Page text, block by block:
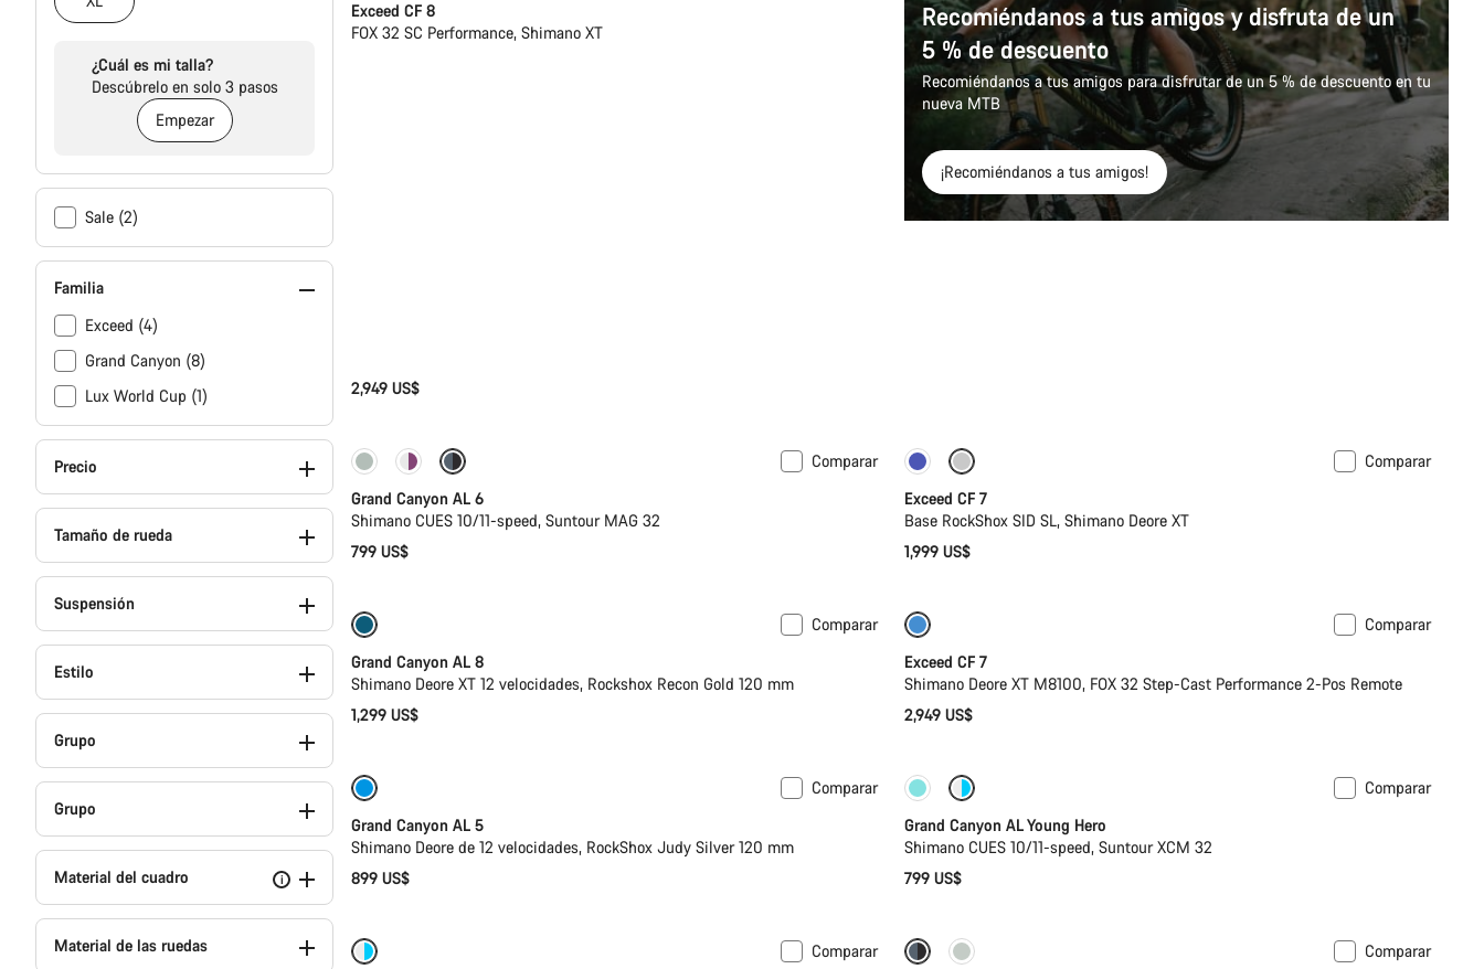
¿Cuál es mi talla?
Descúbrelo en solo 3 pasos
Empezar
Sale (2)
Familia
Exceed (4)
Grand Canyon (8)
Lux World Cup (1)
Precio
Tamaño de rueda
Suspensión
Estilo
Grupo
Grupo
i
Material del cuadro
Material de las ruedas
Exceed CF 8
FOX 32 SC Performance, Shimano XT
2,949 US$
Recomiéndanos a tus amigos y disfruta de un
5 % de descuento
Recomiéndanos a tus amigos para disfrutar de un 5 % de descuento en tu
nueva MTB
¡Recomiéndanos a tus amigos!
Nuevo
Comparar
Grand Canyon AL 6
Shimano CUES 10/11-speed, Suntour MAG 32
799 US$
Nuevo
Comparar
Exceed CF 7
Base RockShox SID SL, Shimano Deore XT
1,999 US$
Comparar
Grand Canyon AL 8
Shimano Deore XT 12 velocidades, Rockshox Recon Gold 120 mm
1,299 US$
Comparar
Exceed CF 7
Shimano Deore XT M8100, FOX 32 Step-Cast Performance 2-Pos Remote
2,949 US$
Bicicleta de la temporada anterior
Comparar
Grand Canyon AL 5
Shimano Deore de 12 velocidades, RockShox Judy Silver 120 mm
899 US$
Nuevo
Comparar
Grand Canyon AL Young Hero
Shimano CUES 10/11-speed, Suntour XCM 32
799 US$
Comparar
Próximamente
Comparar